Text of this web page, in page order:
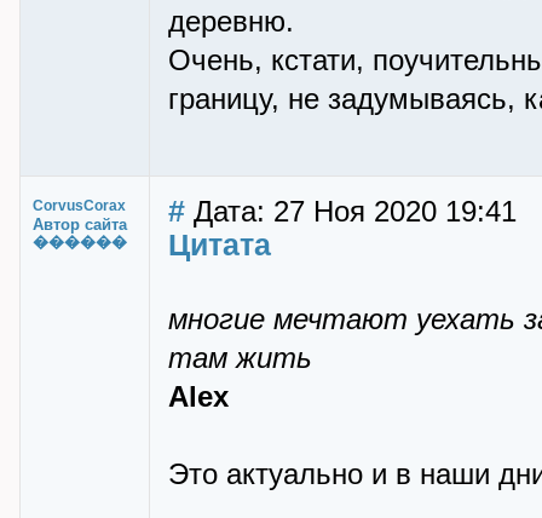
деревню.
Очень, кстати,
границу, не задумываясь,
CorvusCorax
Автор сайта
������
# Дата: 27 Ноя 2020 19:41
Цитата
многие мечтают уехать
там жить
Alex
Это актуально и в наши